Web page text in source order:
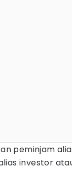
peminjam
investor